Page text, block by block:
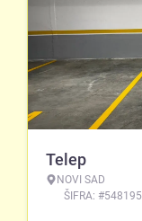
Telep
NOVI SAD
ŠIFRA: #548195